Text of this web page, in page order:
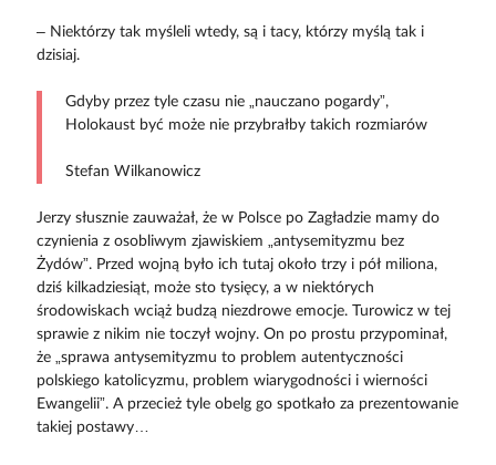
– Niektórzy tak myśleli wtedy, są i tacy, którzy myślą tak i
dzisiaj.
Gdyby przez tyle czasu nie „nauczano pogardy”,
Holokaust być może nie przybrałby takich rozmiarów
Stefan Wilkanowicz
Jerzy słusznie zauważał, że w Polsce po Zagładzie mamy do
czynienia z osobliwym zjawiskiem „antysemityzmu bez
Żydów”. Przed wojną było ich tutaj około trzy i pół miliona,
dziś kilkadziesiąt, może sto tysięcy, a w niektórych
środowiskach wciąż budzą niezdrowe emocje. Turowicz w tej
sprawie z nikim nie toczył wojny. On po prostu przypominał,
że „sprawa antysemityzmu to problem autentyczności
polskiego katolicyzmu, problem wiarygodności i wierności
Ewangelii”. A przecież tyle obelg go spotkało za prezentowanie
takiej postawy…